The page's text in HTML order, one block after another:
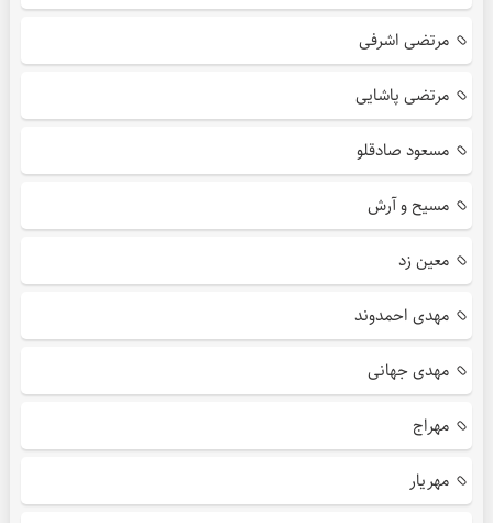
مرتضی اشرفی
مرتضی پاشایی
مسعود صادقلو
مسیح و آرش
معین زد
مهدی احمدوند
مهدی جهانی
مهراج
مهریار